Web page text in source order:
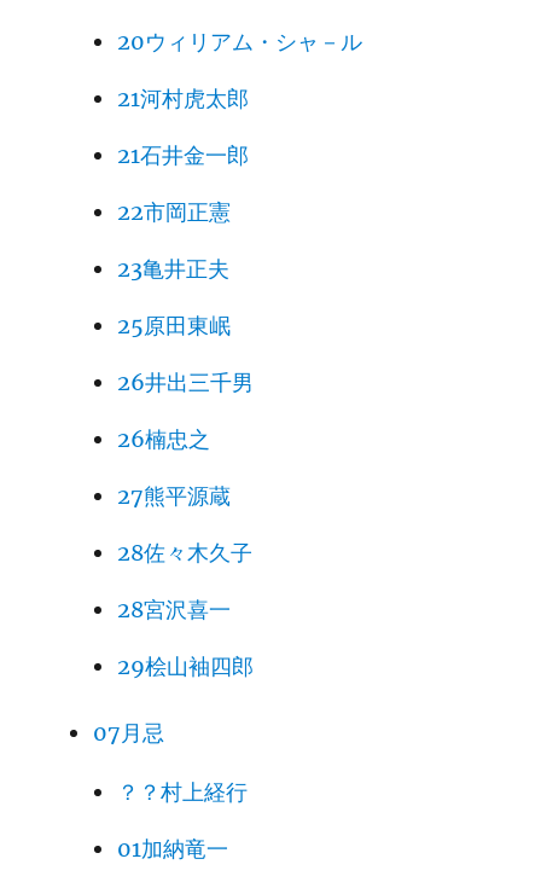
20ウィリアム・シャ－ル
21河村虎太郎
21石井金一郎
22市岡正憲
23亀井正夫
25原田東岷
26井出三千男
26楠忠之
27熊平源蔵
28佐々木久子
28宮沢喜一
29桧山袖四郎
07月忌
？？村上経行
01加納竜一